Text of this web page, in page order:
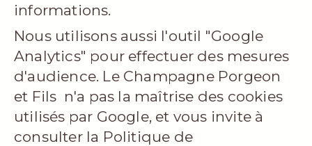
informations.
Nous utilisons aussi l'outil "Google
Analytics" pour effectuer des mesures
d'audience. Le Champagne Porgeon
et Fils n'a pas la maîtrise des cookies
utilisés par Google, et vous invite à
consulter la Politique de